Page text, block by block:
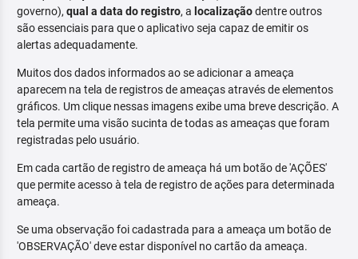
governo), qual a data do registro, a localizaçãodentre outros
são essenciais para que o aplicativo seja capaz de emitir os
alertas adequadamente.
Muitos dos dados informados ao se adicionar a ameaça
aparecem na tela de registros de ameaças através de elementos
gráficos. Um clique nessas imagens exibe uma breve descrição. A
tela permite uma visão sucinta de todas as ameaças que foram
registradas pelo usuário.
Em cada cartão de registro de ameaça há um botão de 'AÇÕES'
que permite acesso à tela de registro de ações para determinada
ameaça.
Se uma observação foi cadastrada para a ameaça um botão de
'OBSERVAÇÃO' deve estar disponível no cartão da ameaça.